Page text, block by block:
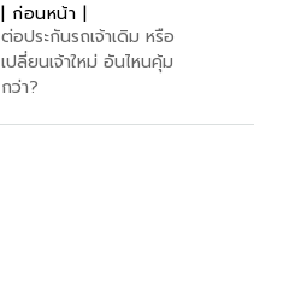
| ก่อนหน้า |
ต่อประกันรถเจ้าเดิม หรือ
เปลี่ยนเจ้าใหม่ อันไหนคุ้ม
กว่า?